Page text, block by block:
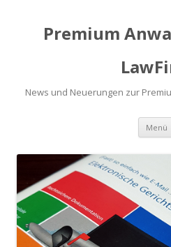
Premium
News und Neuerungen zur
Menü